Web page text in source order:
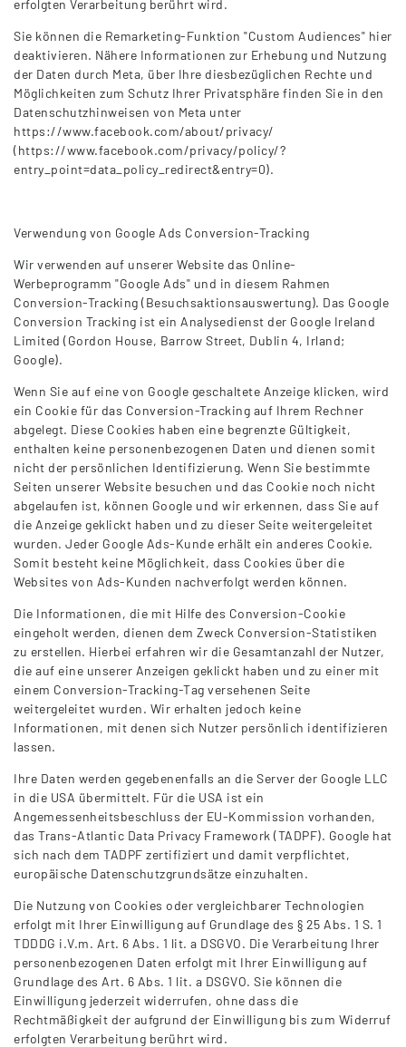
erfolgten Verarbeitung berührt wird.
Sie können die Remarketing-Funktion "Custom Audiences" hier
deaktivieren. Nähere Informationen zur Erhebung und Nutzung
der Daten durch Meta, über Ihre diesbezüglichen Rechte und
Möglichkeiten zum Schutz Ihrer Privatsphäre finden Sie in den
Datenschutzhinweisen von Meta unter
https://www.facebook.com/about/privacy/
(https://www.facebook.com/privacy/policy/?
entry_point=data_policy_redirect&entry=0).
Verwendung von Google Ads Conversion-Tracking
Wir verwenden auf unserer Website das Online-
Werbeprogramm "Google Ads" und in diesem Rahmen
Conversion-Tracking (Besuchsaktionsauswertung). Das Google
Conversion Tracking ist ein Analysedienst der Google Ireland
Limited (Gordon House, Barrow Street, Dublin 4, Irland;
Google).
Wenn Sie auf eine von Google geschaltete Anzeige klicken, wird
ein Cookie für das Conversion-Tracking auf Ihrem Rechner
abgelegt. Diese Cookies haben eine begrenzte Gültigkeit,
enthalten keine personenbezogenen Daten und dienen somit
nicht der persönlichen Identifizierung. Wenn Sie bestimmte
Seiten unserer Website besuchen und das Cookie noch nicht
abgelaufen ist, können Google und wir erkennen, dass Sie auf
die Anzeige geklickt haben und zu dieser Seite weitergeleitet
wurden. Jeder Google Ads-Kunde erhält ein anderes Cookie.
Somit besteht keine Möglichkeit, dass Cookies über die
Websites von Ads-Kunden nachverfolgt werden können.
Die Informationen, die mit Hilfe des Conversion-Cookie
eingeholt werden, dienen dem Zweck Conversion-Statistiken
zu erstellen. Hierbei erfahren wir die Gesamtanzahl der Nutzer,
die auf eine unserer Anzeigen geklickt haben und zu einer mit
einem Conversion-Tracking-Tag versehenen Seite
weitergeleitet wurden. Wir erhalten jedoch keine
Informationen, mit denen sich Nutzer persönlich identifizieren
lassen.
Ihre Daten werden gegebenenfalls an die Server der Google LLC
in die USA übermittelt. Für die USA ist ein
Angemessenheitsbeschluss der EU-Kommission vorhanden,
das Trans-Atlantic Data Privacy Framework (TADPF). Google hat
sich nach dem TADPF zertifiziert und damit verpflichtet,
europäische Datenschutzgrundsätze einzuhalten.
Die Nutzung von Cookies oder vergleichbarer Technologien
erfolgt mit Ihrer Einwilligung auf Grundlage des § 25 Abs. 1 S. 1
TDDDG i.V.m. Art. 6 Abs. 1 lit. a DSGVO. Die Verarbeitung Ihrer
personenbezogenen Daten erfolgt mit Ihrer Einwilligung auf
Grundlage des Art. 6 Abs. 1 lit. a DSGVO. Sie können die
Einwilligung jederzeit widerrufen, ohne dass die
Rechtmäßigkeit der aufgrund der Einwilligung bis zum Widerruf
erfolgten Verarbeitung berührt wird.